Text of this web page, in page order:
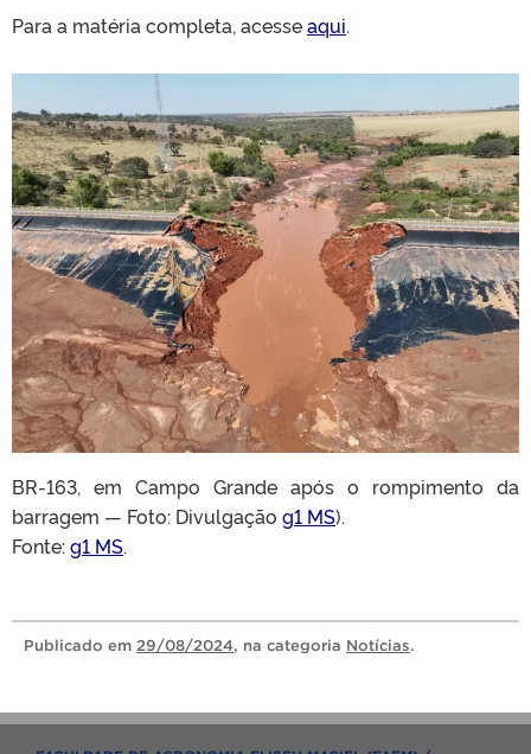
Para a matéria completa, acesseaqui.
BR-163, em Campo Grande após o rompimento da
barragem — Foto: Divulgação g1 MS).
Fonte:g1 MS.
Publicado em 29/08/2024, na categoria Notícias.